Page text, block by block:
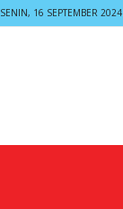
SENIN, 16 SEPTEMBER 2024